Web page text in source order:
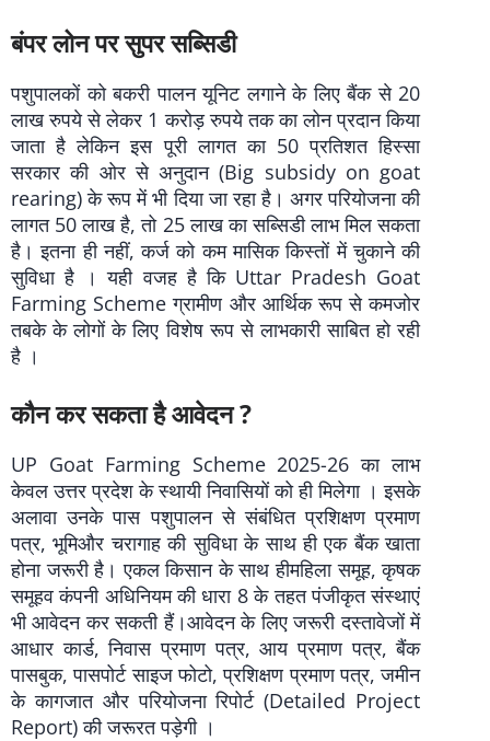
बंपर लोन पर सुपर सब्सिडी
पशुपालकों को बकरी पालन यूनिट लगाने के लिए बैंक से 20
लाख रुपये से लेकर 1 करोड़ रुपये तक का लोन प्रदान किया
जाता है लेकिन इस पूरी लागत का 50 प्रतिशत हिस्सा
सरकार की ओर से अनुदान (Big subsidy on goat
rearing) के रूप में भी दिया जा रहा है। अगर परियोजना की
लागत 50 लाख है, तो 25 लाख का सब्सिडी लाभ मिल सकता
है। इतना ही नहीं, कर्ज को कम मासिक किस्तों में चुकाने की
सुविधा है । यही वजह है कि Uttar Pradesh Goat
Farming Scheme ग्रामीण और आर्थिक रूप से कमजोर
तबके के लोगों के लिए विशेष रूप से लाभकारी साबित हो रही
है ।
कौन कर सकता है आवेदन ?
UP Goat Farming Scheme 2025-26 का लाभ
केवल उत्तर प्रदेश के स्थायी निवासियों को ही मिलेगा । इसके
अलावा उनके पास पशुपालन से संबंधित प्रशिक्षण प्रमाण
पत्र, भूमिऔर चरागाह की सुविधा के साथ ही एक बैंक खाता
होना जरूरी है। एकल किसान के साथ हीमहिला समूह, कृषक
समूहव कंपनी अधिनियम की धारा 8 के तहत पंजीकृत संस्थाएं
भी आवेदन कर सकती हैं।आवेदन के लिए जरूरी दस्तावेजों में
आधार कार्ड, निवास प्रमाण पत्र, आय प्रमाण पत्र, बैंक
पासबुक, पासपोर्ट साइज फोटो, प्रशिक्षण प्रमाण पत्र, जमीन
के कागजात और परियोजना रिपोर्ट (Detailed Project
Report) की जरूरत पड़ेगी ।